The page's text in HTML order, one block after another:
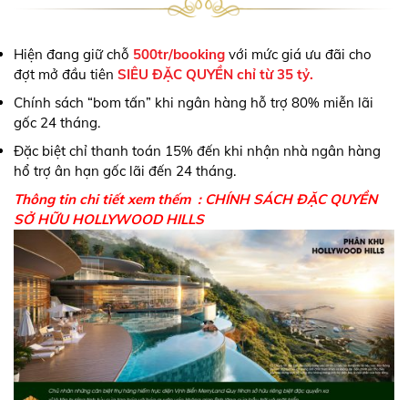
Hiện đang giữ chỗ 500tr/booking với mức giá ưu đãi cho
đợt mở đầu tiên SIÊU ĐẶC QUYỀN chỉ từ 35 tỷ.
Chính sách “bom tấn” khi ngân hàng hỗ trợ 80% miễn lãi
gốc 24 tháng.
Đặc biệt chỉ thanh toán 15% đến khi nhận nhà ngân hàng
hổ trợ ân hạn gốc lãi đến 24 tháng.
Thông tin chi tiết xem thếm : CHÍNH SÁCH ĐẶC QUYỀN
SỞ HỮU HOLLYWOOD HILLS